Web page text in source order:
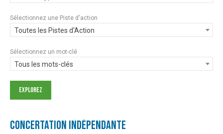
Sélectionnez une Piste d'action
Toutes les Pistes d'Action
Sélectionnez un mot-clé
Tous les mots-clés
Concertation Indépendante